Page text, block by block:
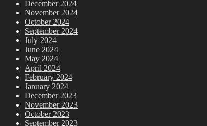
December 2024
November 2024
October 2024
September 2024
July 2024
June 2024
May 2024
April 2024
February 2024
January 2024
December 2023
November 2023
October 2023
September 2023